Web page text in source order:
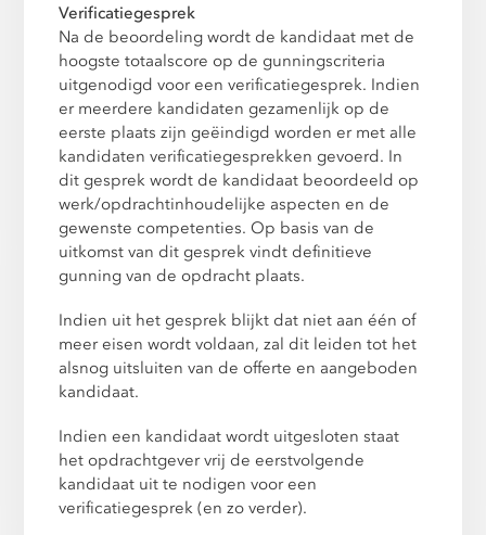
Verificatiegesprek
Na de beoordeling wordt de kandidaat met de
hoogste totaalscore op de gunningscriteria
uitgenodigd voor een verificatiegesprek. Indien
er meerdere kandidaten gezamenlijk op de
eerste plaats zijn geëindigd worden er met alle
kandidaten verificatiegesprekken gevoerd. In
dit gesprek wordt de kandidaat beoordeeld op
werk/opdrachtinhoudelijke aspecten en de
gewenste competenties. Op basis van de
uitkomst van dit gesprek vindt definitieve
gunning van de opdracht plaats.
Indien uit het gesprek blijkt dat niet aan één of
meer eisen wordt voldaan, zal dit leiden tot het
alsnog uitsluiten van de offerte en aangeboden
kandidaat.
Indien een kandidaat wordt uitgesloten staat
het opdrachtgever vrij de eerstvolgende
kandidaat uit te nodigen voor een
verificatiegesprek (en zo verder).